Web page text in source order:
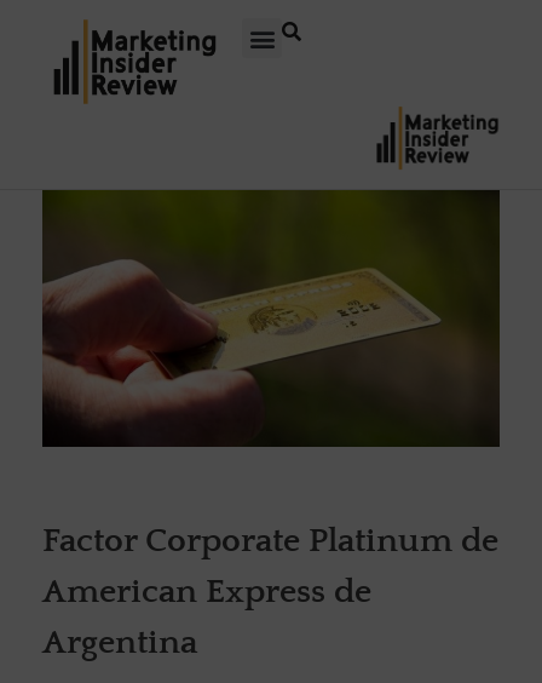
Factor Corporate Platinum de
American Express de
Argentina